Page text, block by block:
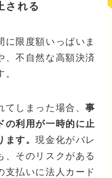
される
に限度額いっぱいま
、不自然な高額決済
てしまった場合、事
の利用が一時的に止
ます。現金化がバレ
、そのリスクがある
支払いに法人カード